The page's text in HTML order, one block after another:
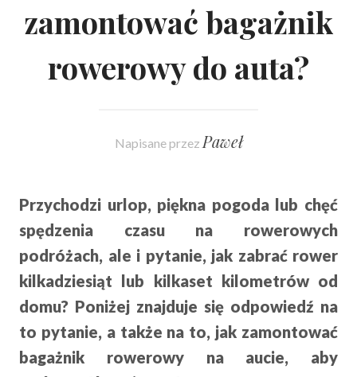
zamontować bagażnik
rowerowy do auta?
Napisane przez Paweł
Przychodzi urlop, piękna pogoda lub chęć
spędzenia czasu na rowerowych
podróżach, ale i pytanie, jak zabrać rower
kilkadziesiąt lub kilkaset kilometrów od
domu? Poniżej znajduje się odpowiedź na
to pytanie, a także na to, jak zamontować
bagażnik rowerowy na aucie, aby